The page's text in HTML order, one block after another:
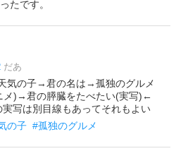
たです。
だあ
気の子→君の名は→孤独のグルメ
メ)→君の膵臓をたべたい(実写)←
写は別目線もあってそれもよい
の子 #孤独のグルメ